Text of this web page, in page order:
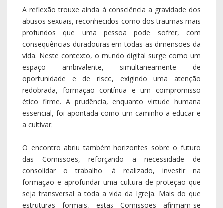
A reflexão trouxe ainda à consciência a gravidade dos
abusos sexuais, reconhecidos como dos traumas mais
profundos que uma pessoa pode sofrer, com
consequências duradouras em todas as dimensões da
vida. Neste contexto, o mundo digital surge como um
espaço ambivalente, simultaneamente de
oportunidade e de risco, exigindo uma atenção
redobrada, formação contínua e um compromisso
ético firme. A prudência, enquanto virtude humana
essencial, foi apontada como um caminho a educar e
a cultivar.
O encontro abriu também horizontes sobre o futuro
das Comissões, reforçando a necessidade de
consolidar o trabalho já realizado, investir na
formação e aprofundar uma cultura de proteção que
seja transversal a toda a vida da Igreja. Mais do que
estruturas formais, estas Comissões afirmam-se